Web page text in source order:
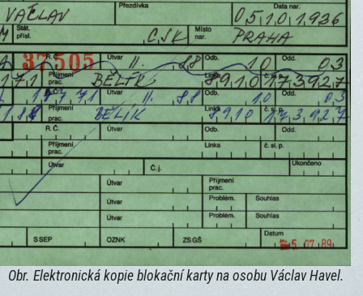
Obr. Elektronická kopie blokační karty na osobu Václav Havel.